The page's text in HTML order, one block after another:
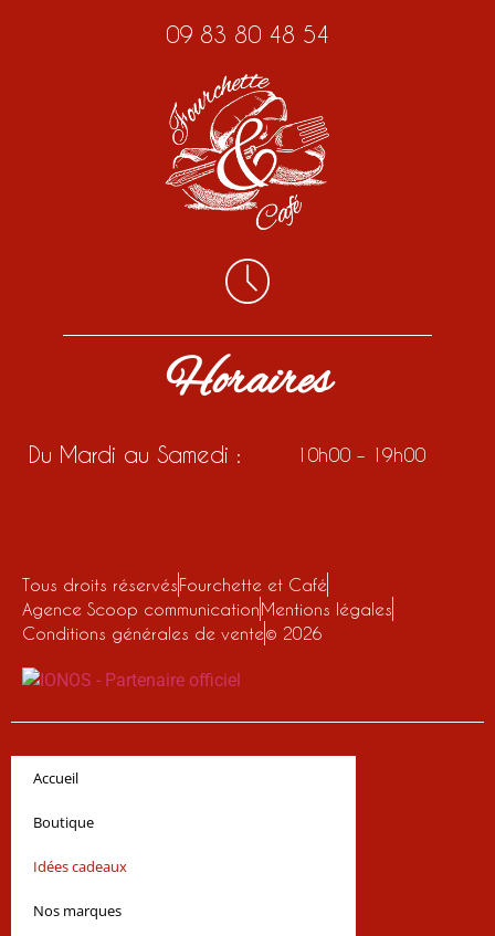
09 83 80 48 54
Horaires
Du Mardi au Samedi : 10h00 – 19h00
Tous droits réservés Fourchette et Café
Agence Scoop communicationMentions légales
Conditions générales de vente© 2026
Accueil
Boutique
Idées cadeaux
Nos marques